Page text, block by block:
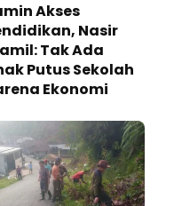
Akses
Nasir
Tak Ada
Putus Sekolah
Ekonomi